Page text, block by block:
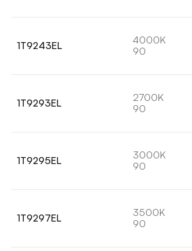
1T9243EL
4000K
90
1T9293EL
2700K
90
1T9295EL
3000K
90
1T9297EL
3500K
90